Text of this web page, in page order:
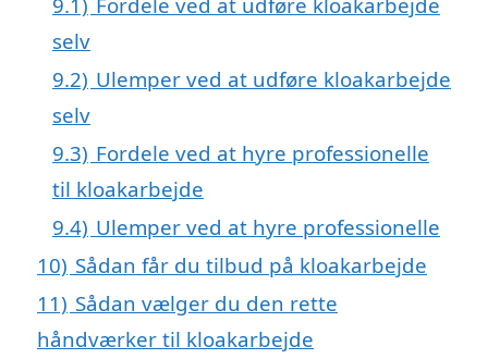
selv
9.2) Ulemper ved at udføre kloakarbejde
selv
9.3) Fordele ved at hyre professionelle
til kloakarbejde
9.4) Ulemper ved at hyre professionelle
10) Sådan får du tilbud på kloakarbejde
11) Sådan vælger du den rette
håndværker til kloakarbejde